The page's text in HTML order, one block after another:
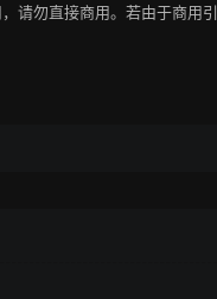
请勿直接商用。若由于商用